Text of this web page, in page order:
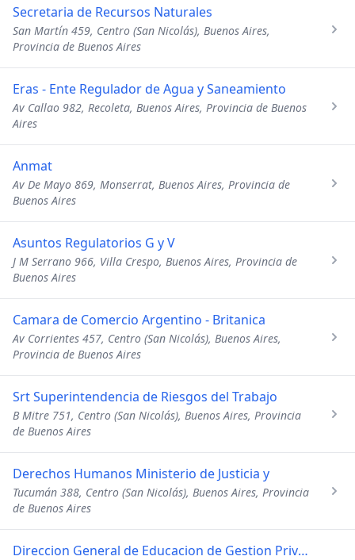
Secretaria de Recursos Naturales
San Martín 459, Centro (San Nicolás), Buenos Aires,
Provincia de Buenos Aires
Eras - Ente Regulador de Agua y Saneamiento
Av Callao 982, Recoleta, Buenos Aires, Provincia de Buenos
Aires
Anmat
Av De Mayo 869, Monserrat, Buenos Aires, Provincia de
Buenos Aires
Asuntos Regulatorios G y V
J M Serrano 966, Villa Crespo, Buenos Aires, Provincia de
Buenos Aires
Camara de Comercio Argentino - Britanica
Av Corrientes 457, Centro (San Nicolás), Buenos Aires,
Provincia de Buenos Aires
Srt Superintendencia de Riesgos del Trabajo
B Mitre 751, Centro (San Nicolás), Buenos Aires, Provincia
de Buenos Aires
Derechos Humanos Ministerio de Justicia y
Tucumán 388, Centro (San Nicolás), Buenos Aires, Provincia
de Buenos Aires
Direccion General de Educacion de Gestion Privada